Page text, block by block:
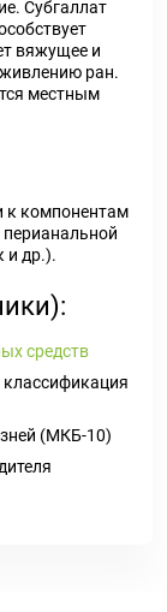
Субгаллат
вяжущее и
ран.
местным
к компонентам
и др.).
средств
(МКБ-10)